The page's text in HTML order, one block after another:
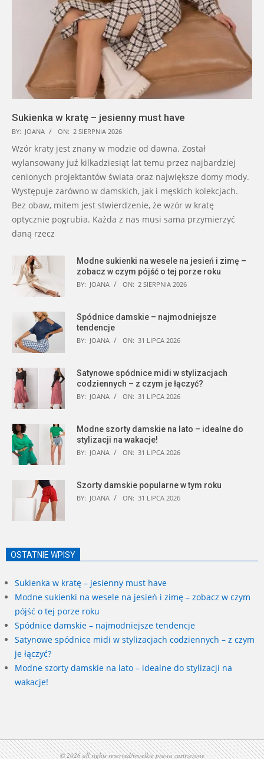
Sukienka w kratę – jesienny must have
BY: JOANA ON: 2 SIERPNIA 2026
Wzór kraty jest znany w modzie od dawna. Został
wylansowany już kilkadziesiąt lat temu przez najbardziej
cenionych projektantów świata oraz największe domy mody.
Występuje zarówno w damskich, jak i męskich kolekcjach.
Bez obaw, mitem jest stwierdzenie, że wzór w kratę
optycznie pogrubia. Każda z nas musi sama przymierzyć
daną rzecz
Modne sukienki na wesele na jesień i zimę –
zobacz w czym pójść o tej porze roku
BY: JOANA ON: 2 SIERPNIA 2026
Spódnice damskie – najmodniejsze
tendencje
BY: JOANA ON: 31 LIPCA 2026
Satynowe spódnice midi w stylizacjach
codziennych – z czym je łączyć?
BY: JOANA ON: 31 LIPCA 2026
Modne szorty damskie na lato – idealne do
stylizacji na wakacje!
BY: JOANA ON: 31 LIPCA 2026
Szorty damskie popularne w tym roku
BY: JOANA ON: 31 LIPCA 2026
OSTATNIE WPISY
Sukienka w kratę – jesienny must have
Modne sukienki na wesele na jesień i zimę – zobacz w czym
pójść o tej porze roku
Spódnice damskie – najmodniejsze tendencje
Satynowe spódnice midi w stylizacjach codziennych – z czym
je łączyć?
Modne szorty damskie na lato – idealne do stylizacji na
wakacje!
© 2026 all rights reserved/wszelkie prawa zastrzeżone